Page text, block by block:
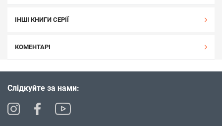
ІНШІ КНИГИ СЕРІЇ
КОМЕНТАРІ
Слідкуйте за нами: